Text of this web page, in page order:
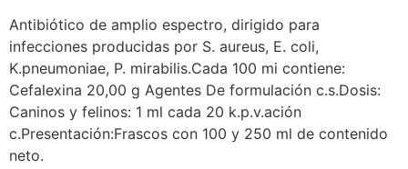
Antibiótico de amplio espectro, dirigido para
infecciones producidas por S. aureus, E. coli,
K.pneumoniae, P. mirabilis.Cada 100 mi contiene:
Cefalexina 20,00 g Agentes De formulación c.s.Dosis:
Caninos y felinos: 1 ml cada 20 k.p.v.ación
c.Presentación:Frascos con 100 y 250 ml de contenido
neto.